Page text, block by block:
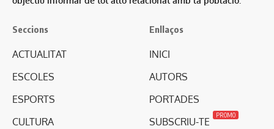
Seccions
ACTUALITAT
ESCOLES
ESPORTS
CULTURA
Enllaços
INICI
AUTORS
PORTADES
SUBSCRIU-TE
PROMO